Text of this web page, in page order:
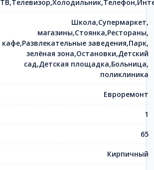
Школа,Супермаркет,
магазины,Стоянка,Рестораны,
кафе,Развлекательные заведения,Парк,
зелёная зона,Остановки,Детский
сад,Детская площадка,Больница,
поликлиника
Евроремонт
1
65
Кирпичный